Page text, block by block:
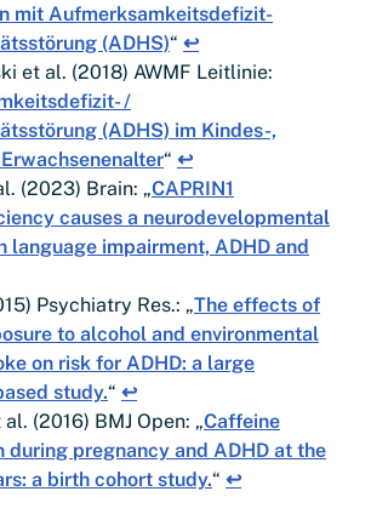
mit Aufmerksamkeitsdefizit-
(ADHS)“ ↩︎
et al. (2018) AWMF Leitlinie:
/
(ADHS) im Kindes-,
“ ↩︎
(2023) Brain: „CAPRIN1
causes a neurodevelopmental
language impairment, ADHD and
Psychiatry Res.: „The effects of
to alcohol and environmental
on risk for ADHD: a large
study.“ ↩︎
(2016) BMJ Open: „Caffeine
during pregnancy and ADHD at the
a birth cohort study.“ ↩︎